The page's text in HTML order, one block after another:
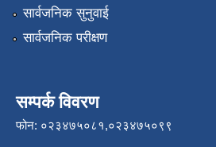
सार्वजनिक सुनुवाई
सार्वजनिक परीक्षण
सम्पर्क विवरण
फोन: ०२३४७५०८१,०२३४७५०९९